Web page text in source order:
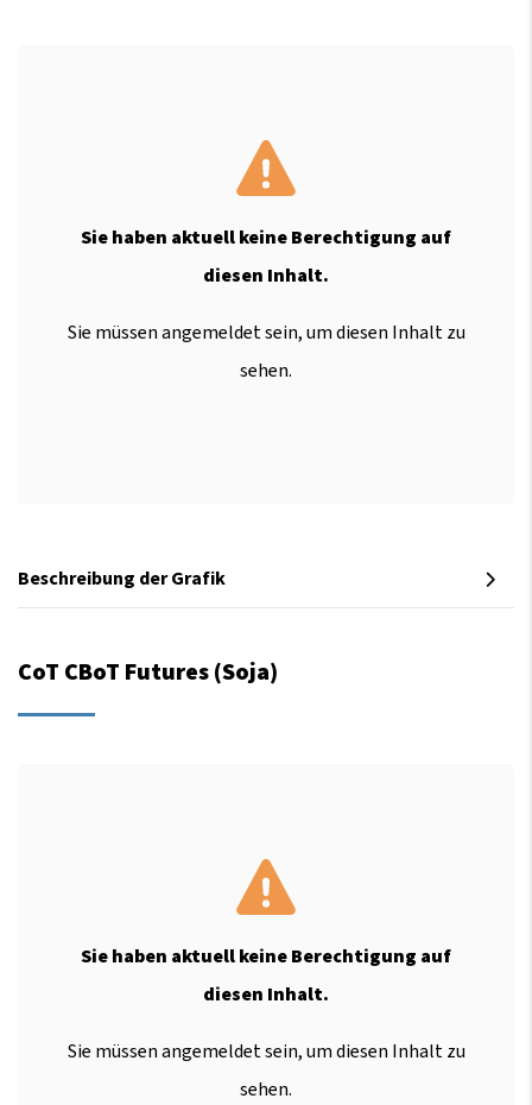
Sie haben aktuell keine Berechtigung auf
diesen Inhalt.
Sie müssen angemeldet sein, um diesen Inhalt zu
sehen.
Beschreibung der Grafik
CoT CBoT Futures (Soja)
Sie haben aktuell keine Berechtigung auf
diesen Inhalt.
Sie müssen angemeldet sein, um diesen Inhalt zu
sehen.